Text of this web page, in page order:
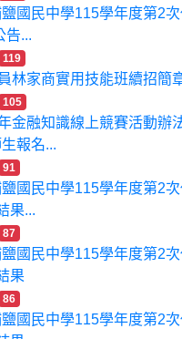
國民中學115學年度第2
告...
119
林家商實用技能班續招簡
105
金融知識線上競賽活動辦
報名...
91
國民中學115學年度第2
果...
87
國民中學115學年度第2
果
86
國民中學115學年度第2